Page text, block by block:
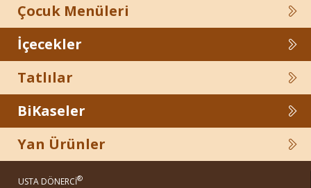
Çocuk Menüleri
İçecekler
Tatlılar
BiKaseler
Yan Ürünler
USTA DÖNERCİ®